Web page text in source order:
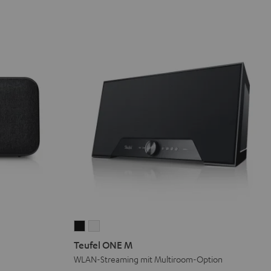
ONE
M
ONE
M
Teufel ONE M
WLAN-Streaming mit Multiroom-Option